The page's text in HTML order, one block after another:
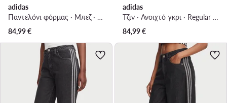
adidas
Παντελόνι φόρμας · Μπεζ · Regular Fit
84,99€
adidas
Τζιν · Ανοιχτό γκρι · Regular Fit
84,99€